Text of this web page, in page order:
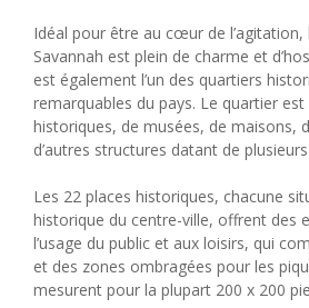
Idéal pour être au cœur de l’agitation,
Savannah est plein de charme et
est également l’un des quartiers
remarquables du pays. Le quartier
historiques, de musées, de maisons,
d’autres structures datant de
Les 22 places historiques, chacune
historique du centre-ville, offrent des
l’usage du public et aux loisirs, qui
et des zones ombragées pour les
mesurent pour la plupart 200 x 200